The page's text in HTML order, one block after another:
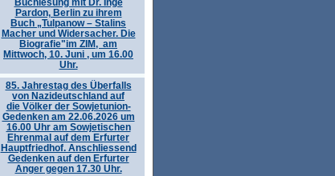
Pardon, Berlin zu ihrem
Buch „Tulpanow – Stalins
Macher und Widersacher. Die
Biografie"im ZIM, am
Mittwoch, 10. Juni , um 16.00
Uhr.
85. Jahrestag des Überfalls
von Nazideutschland auf
die Völker der Sowjetunion-
Gedenken am 22.06.2026 um
16.00 Uhr am Sowjetischen
Ehrenmal auf dem Erfurter
Hauptfriedhof. Anschliessend
Gedenken auf den Erfurter
Anger gegen 17.30 Uhr.